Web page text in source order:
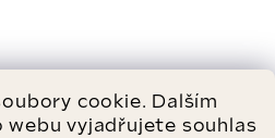
cookie. Dalším
vyjadřujete souhlas